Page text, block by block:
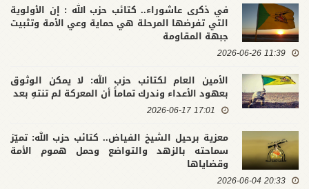
في ذكرى عاشوراء.. كتائب حزب الله : إن الأولوية
التي تفرضها المرحلة هي حماية وعي الأمة وتثبيت
جبهة المقاومة
11:39 2026-06-26
الأمين العام لكتائب حزب الله: لا يمكن الوثوق
بعهود الأعداء وندرك تماماً أن المعركة لم تنتهِ بعد
17:01 2026-06-17
معزية برحيل الشيخ الفياض.. كتائب حزب الله: تميّز
سماحته بالزهد والتواضع وحمل هموم الأمة
وقضاياها
20:33 2026-06-04